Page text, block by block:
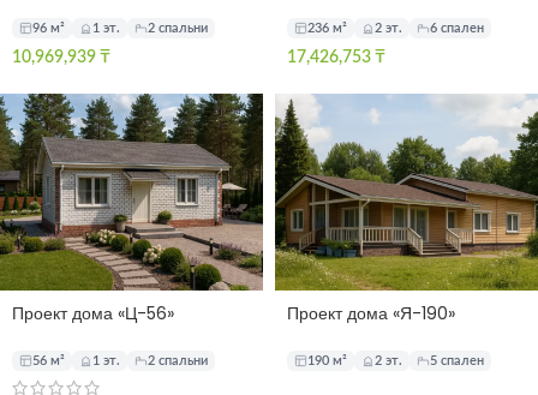
96 м² 1 эт. 2 спальни
10,969,939 ₸
236 м² 2 эт. 6 спален
17,426,753 ₸
Проект дома «Ц-56»
56 м² 1 эт. 2 спальни
Проект дома «Я-190»
190 м² 2 эт. 5 спален